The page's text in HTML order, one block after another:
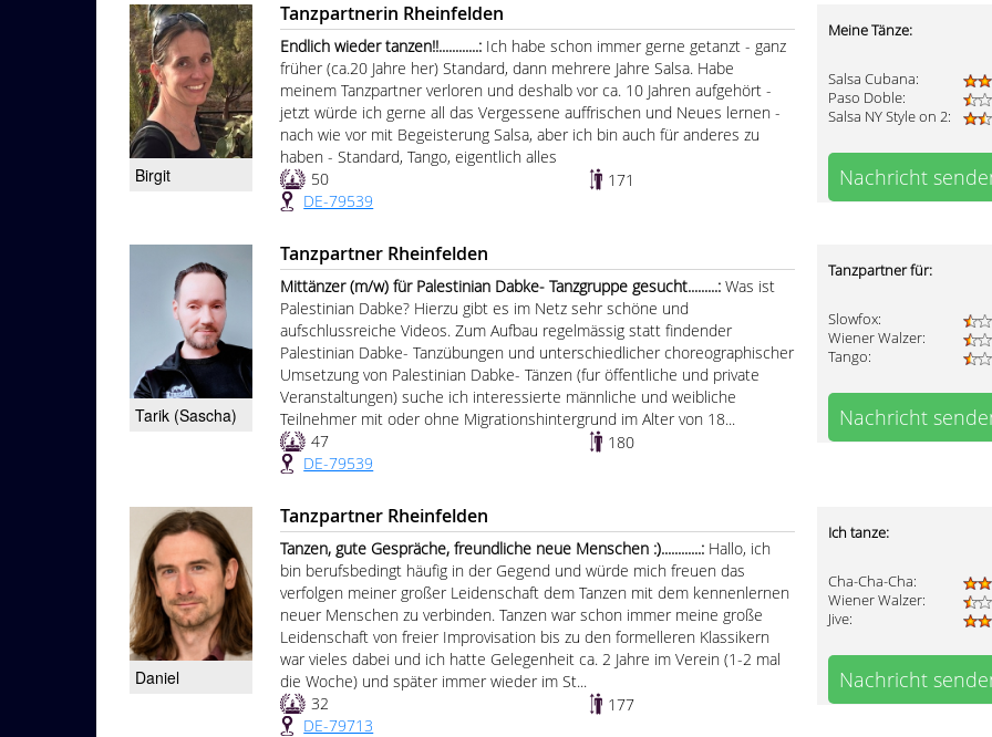
Birgit
Tanzpartnerin Rheinfelden
Endlich wieder tanzen!!............: Ich habe schon immer gerne getanzt - ganz
früher (ca.20 Jahre her) Standard, dann mehrere Jahre Salsa. Habe
meinem Tanzpartner verloren und deshalb vor ca. 10 Jahren aufgehört -
jetzt würde ich gerne all das Vergessene auffrischen und Neues lernen -
nach wie vor mit Begeisterung Salsa, aber ich bin auch für anderes zu
haben - Standard, Tango, eigentlich alles
50
171
DE-79539
Meine Tänze:
Salsa Cubana:
Paso Doble:
Salsa NY Style on 2:
Nachricht
Tarik (Sascha)
Tanzpartner Rheinfelden
Mittänzer (m/w) für Palestinian Dabke- Tanzgruppe gesucht.........:Was ist
Palestinian Dabke? Hierzu gibt es im Netz sehr schöne und
aufschlussreiche Videos. Zum Aufbau regelmässig statt findender
Palestinian Dabke- Tanzübungen und unterschiedlicher choreographischer
Umsetzung von Palestinian Dabke- Tänzen (fur öffentliche und private
Veranstaltungen) suche ich interessierte männliche und weibliche
Teilnehmer mit oder ohne Migrationshintergrund im Alter von 18...
47
180
DE-79539
Tanzpartner für:
Slowfox:
Wiener Walzer:
Tango:
Nachricht
Daniel
Tanzpartner Rheinfelden
Tanzen, gute Gespräche, freundliche neue Menschen :)............: Hallo, ich
bin berufsbedingt häufig in der Gegend und würde mich freuen das
verfolgen meiner großer Leidenschaft dem Tanzen mit dem kennenlernen
neuer Menschen zu verbinden. Tanzen war schon immer meine große
Leidenschaft von freier Improvisation bis zu den formelleren Klassikern
war vieles dabei und ich hatte Gelegenheit ca. 2 Jahre im Verein (1-2 mal
die Woche) und später immer wieder im St...
32
177
DE-79713
Ich tanze:
Cha-Cha-Cha:
Wiener Walzer:
Jive:
Nachricht